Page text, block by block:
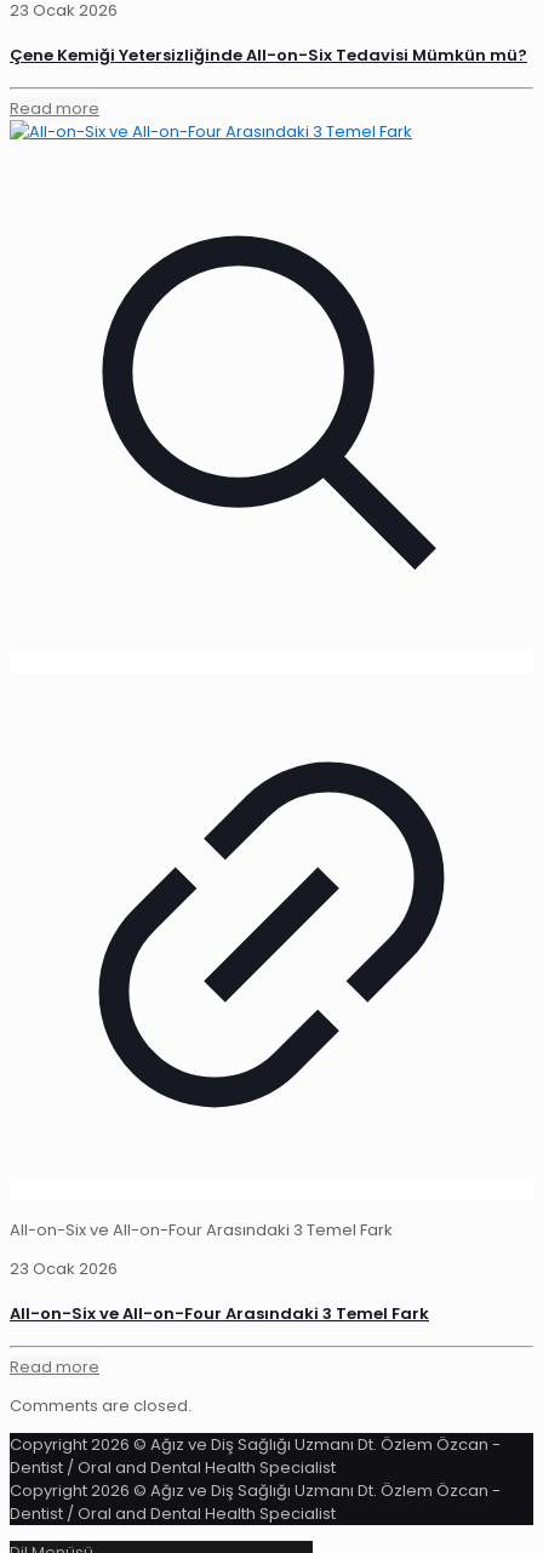
23 Ocak 2026
Çene Kemiği Yetersizliğinde All-on-Six Tedavisi Mümkün mü?
Read more
All-on-Six ve All-on-Four Arasındaki 3 Temel Fark
23 Ocak 2026
All-on-Six ve All-on-Four Arasındaki 3 Temel Fark
Read more
Comments are closed.
Copyright 2026 © Ağız ve Diş Sağlığı Uzmanı Dt. Özlem Özcan -
Dentist / Oral and Dental Health Specialist
Copyright 2026 © Ağız ve Diş Sağlığı Uzmanı Dt. Özlem Özcan -
Dentist / Oral and Dental Health Specialist